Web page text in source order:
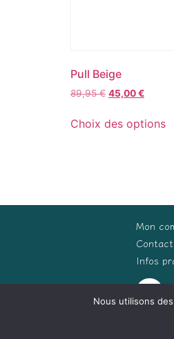
Pull Beige
89,95€ 45,00€
Choix des options
Mon
Contact
Infos
Nous utilisons